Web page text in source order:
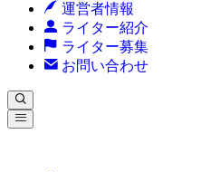
運営者情報
ライター紹介
ライター募集
お問い合わせ